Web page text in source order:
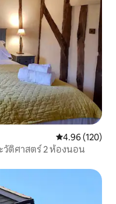
คะแนนเฉลี่ย
4.96 (120)
วัติศาสตร์ 2 ห้องนอน